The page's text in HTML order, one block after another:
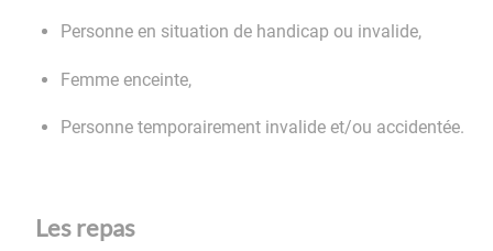
Personne en situation de handicap ou invalide,
Femme enceinte,
Personne temporairement invalide et/ou accidentée.
Les repas